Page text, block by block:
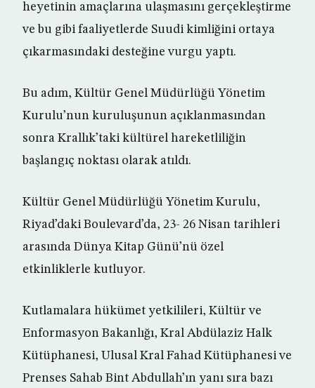
heyetinin amaçlarına ulaşmasını gerçekleştirme
ve bu gibi faaliyetlerde Suudi kimliğini ortaya
çıkarmasındaki desteğine vurgu yaptı.
Bu adım, Kültür Genel Müdürlüğü Yönetim
Kurulu’nun kuruluşunun açıklanmasından
sonra Krallık’taki kültürel hareketliliğin
başlangıç noktası olarak atıldı.
Kültür Genel Müdürlüğü Yönetim Kurulu,
Riyad’daki Boulevard’da, 23- 26 Nisan tarihleri
arasında Dünya Kitap Günü’nü özel
etkinliklerle kutluyor.
Kutlamalara hükümet yetkilileri, Kültür ve
Enformasyon Bakanlığı, Kral Abdülaziz Halk
Kütüphanesi, Ulusal Kral Fahad Kütüphanesi ve
Prenses Sahab Bint Abdullah’ın yanı sıra bazı